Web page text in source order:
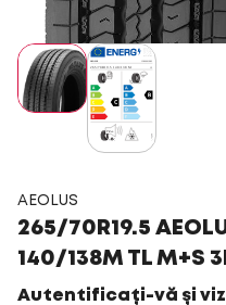
AEOLUS
265/70R19.5
140/138M TL M+S
Autentificați-vă și